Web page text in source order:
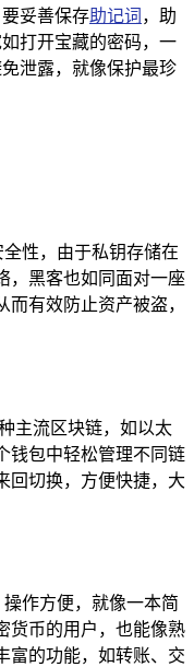
妥善保存助记词 ，助
打开宝藏的密码，一
泄露，就像保护最珍
性，由于私钥存储在
，黑客也如同面对一座
有效防止资产被盗，
主流区块链，如以太
钱包中轻松管理不同链
回切换，方便快捷，大
作方便，就像一本简
货币的用户，也能像熟
富的功能，如转账、交